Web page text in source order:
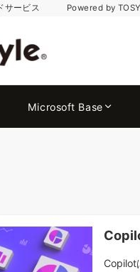
ドサービス Powered by
Microsoft Base
Copilot